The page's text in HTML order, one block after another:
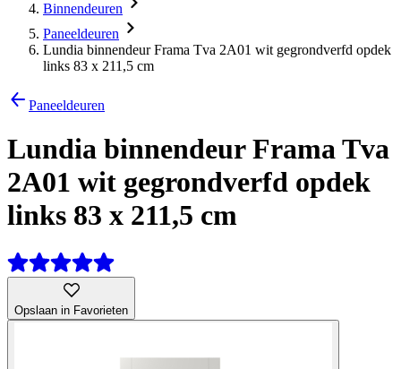
Binnendeuren
Paneeldeuren
Lundia binnendeur Frama Tva 2A01 wit gegrondverfd opdek
links 83 x 211,5 cm
Paneeldeuren
Lundia binnendeur Frama Tva
2A01 wit gegrondverfd opdek
links 83 x 211,5 cm
Opslaan in Favorieten